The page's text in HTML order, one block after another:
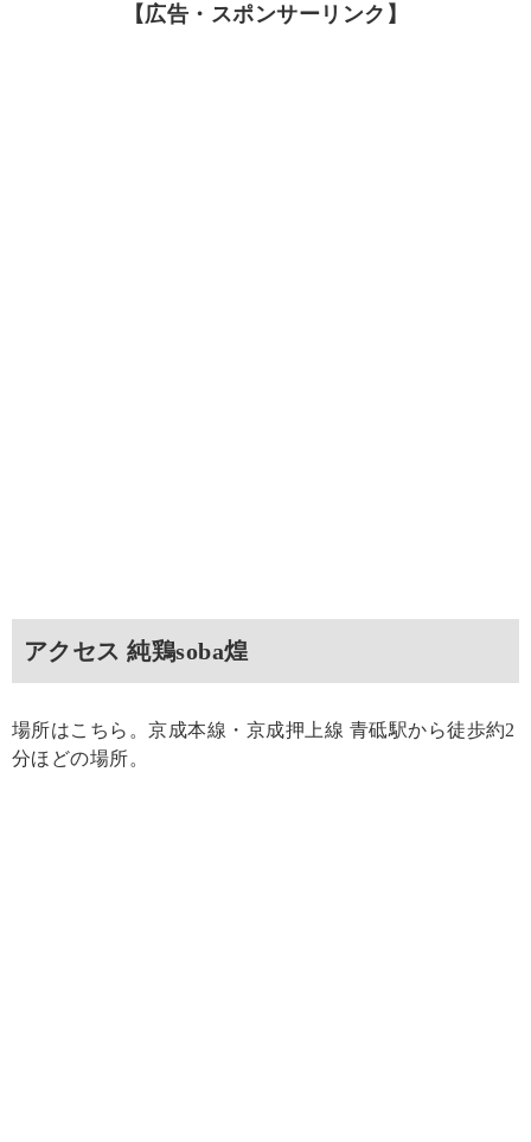
【広告・スポンサーリンク】
アクセス 純鶏soba煌
場所はこちら。京成本線・京成押上線 青砥駅から徒歩約2
分ほどの場所。